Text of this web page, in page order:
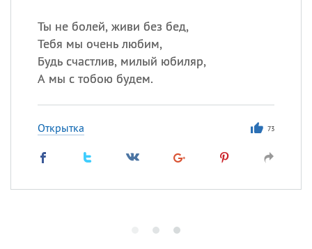
Ты не болей, живи без бед,
Тебя мы очень любим,
Будь счастлив, милый юбиляр,
А мы с тобою будем.
Открытка 73